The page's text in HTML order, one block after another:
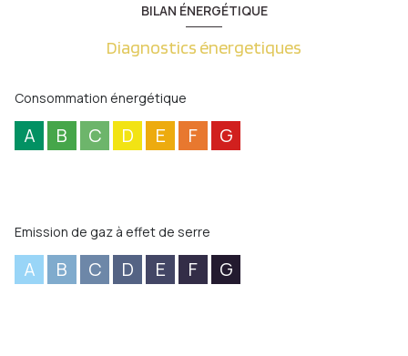
BILAN ÉNERGÉTIQUE
Diagnostics énergetiques
Consommation énergétique
A B C D E F G
Emission de gaz à effet de serre
A B C D E F G